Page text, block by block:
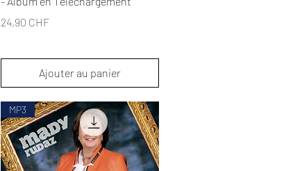
Prix
24,90 CHF
Ajouter au panier
MP3